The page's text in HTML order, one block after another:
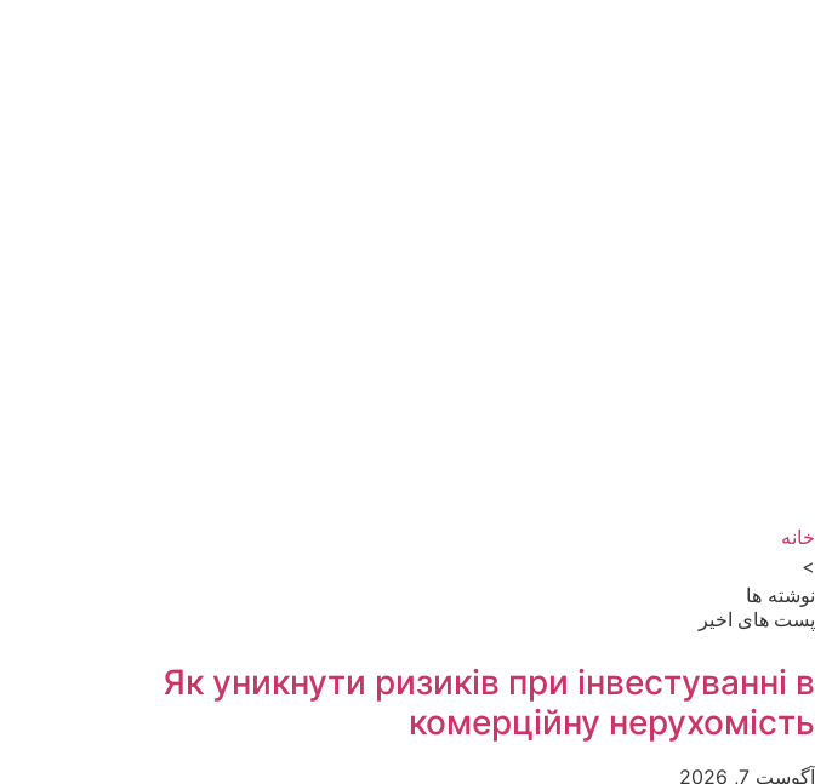
خانه
>
نوشته ها
پست های اخیر
Як уникнути ризиків при інвестуванні в
комерційну нерухомість
آگوست 7, 2026